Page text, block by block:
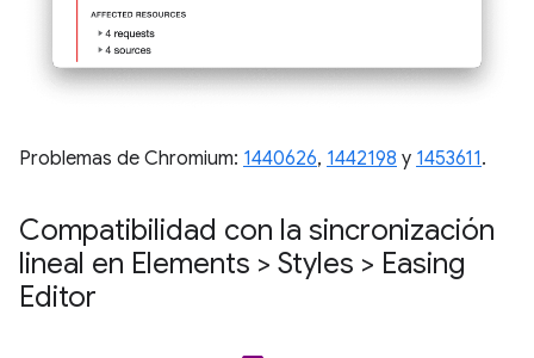
Problemas de Chromium: 1440626, 1442198 y 1453611.
Compatibilidad con la sincronización
lineal en Elements > Styles > Easing
Editor